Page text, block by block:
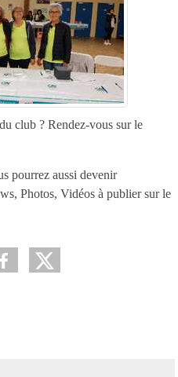
club ? Rendez-vous sur le
pourrez aussi devenir
Photos, Vidéos à publier sur le